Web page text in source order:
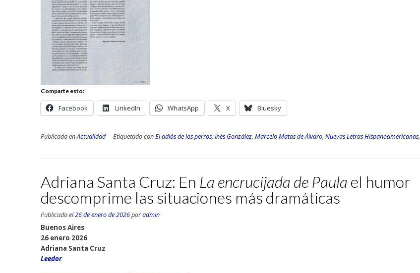
Comparte esto:
Facebook LinkedIn WhatsApp X Bluesky
Publicado enActualidad Etiquetado conEl adiós de los perros, Inés González, Marcelo Matas de Álvaro, Nuevas Letras Hispanoamericanas,
Adriana Santa Cruz: En La encrucijada de Paula el humor
descomprime las situaciones más dramáticas
Publicado el26 de enero de 2026poradmin
Buenos Aires
26 enero 2026
Adriana Santa Cruz
Leedor